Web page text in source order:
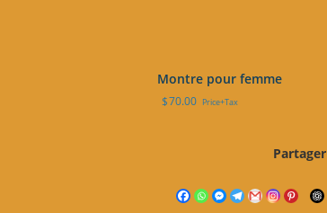
Montre pour femme
$70.00 Price+Tax
Partager